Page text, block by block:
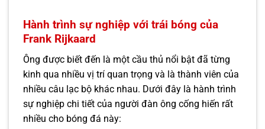
Hành trình sự nghiệp với trái bóng của
Frank Rijkaard
Ông được biết đến là một cầu thủ nổi bật đã từng
kinh qua nhiều vị trí quan trọng và là thành viên của
nhiều câu lạc bộ khác nhau. Dưới đây là hành trình
sự nghiệp chi tiết của người đàn ông cống hiến rất
nhiều cho bóng đá này: